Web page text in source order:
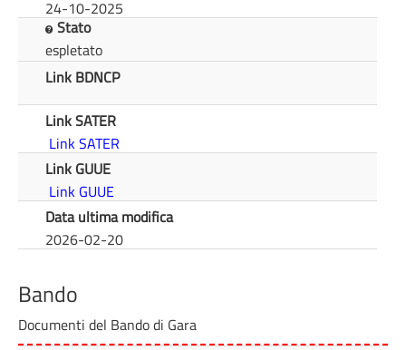
24-10-2025
Stato
espletato
Link BDNCP
Link SATER
Link SATER
Link GUUE
Link GUUE
Data ultima modifica
2026-02-20
Bando
Documenti del Bando di Gara